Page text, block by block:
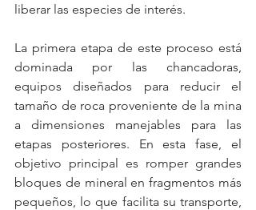
liberar las especies de interés.
La primera etapa de este proceso está
dominada por las chancadoras,
equipos diseñados para reducir el
tamaño de roca proveniente de la mina
a dimensiones manejables para las
etapas posteriores. En esta fase, el
objetivo principal es romper grandes
bloques de mineral en fragmentos más
pequeños, lo que facilita su transporte,